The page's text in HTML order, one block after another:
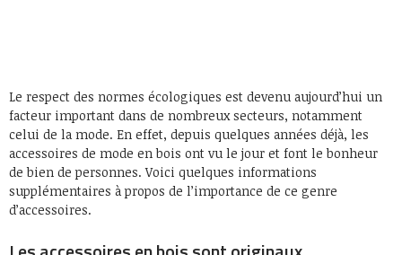
Le respect des normes écologiques est devenu aujourd’hui un
facteur important dans de nombreux secteurs, notamment
celui de la mode. En effet, depuis quelques années déjà, les
accessoires de mode en bois ont vu le jour et font le bonheur
de bien de personnes. Voici quelques informations
supplémentaires à propos de l’importance de ce genre
d’accessoires.